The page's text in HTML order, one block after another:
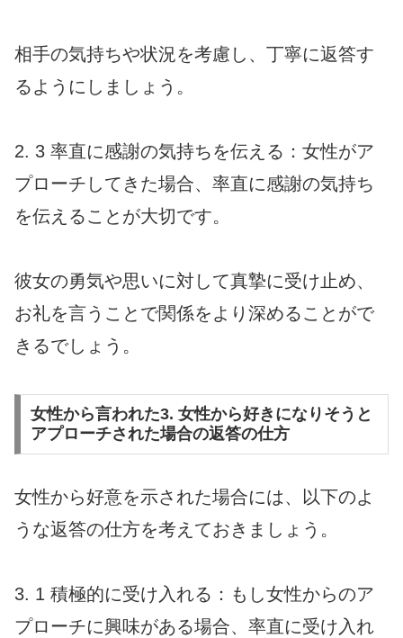
相手の気持ちや状況を考慮し、丁寧に返答す
るようにしましょう。
2. 3 率直に感謝の気持ちを伝える：女性がア
プローチしてきた場合、率直に感謝の気持ち
を伝えることが大切です。
彼女の勇気や思いに対して真摯に受け止め、
お礼を言うことで関係をより深めることがで
きるでしょう。
女性から言われた3. 女性から好きになりそうと
アプローチされた場合の返答の仕方
女性から好意を示された場合には、以下のよ
うな返答の仕方を考えておきましょう。
3. 1 積極的に受け入れる：もし女性からのア
プローチに興味がある場合、率直に受け入れ